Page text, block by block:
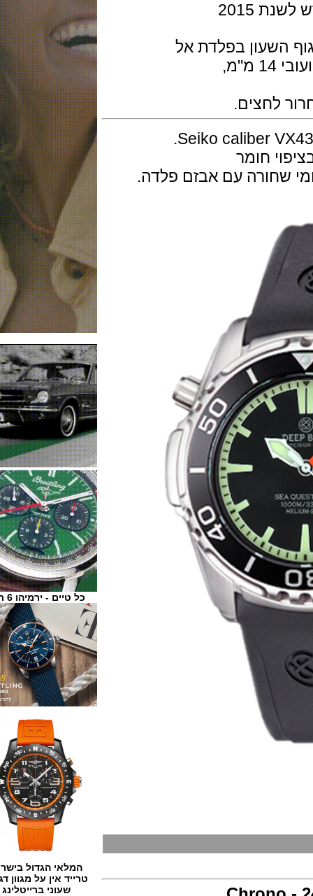
בפלדת אל
חומר
כל טיים - ירמיהו 6 ת"א
המלאי הגדול בישראל
טרייד אין על מגוון דגמים
שעוני ברייטלינג